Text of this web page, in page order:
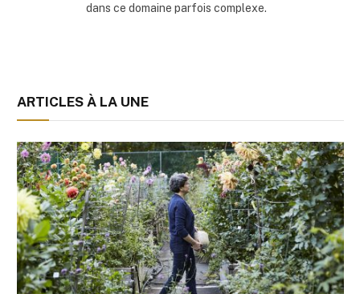
dans ce domaine parfois complexe.
ARTICLES À LA UNE